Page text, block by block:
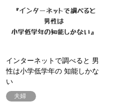
インターネットで調べると 男
性は小学低学年の 知能しかな
い
夫婦